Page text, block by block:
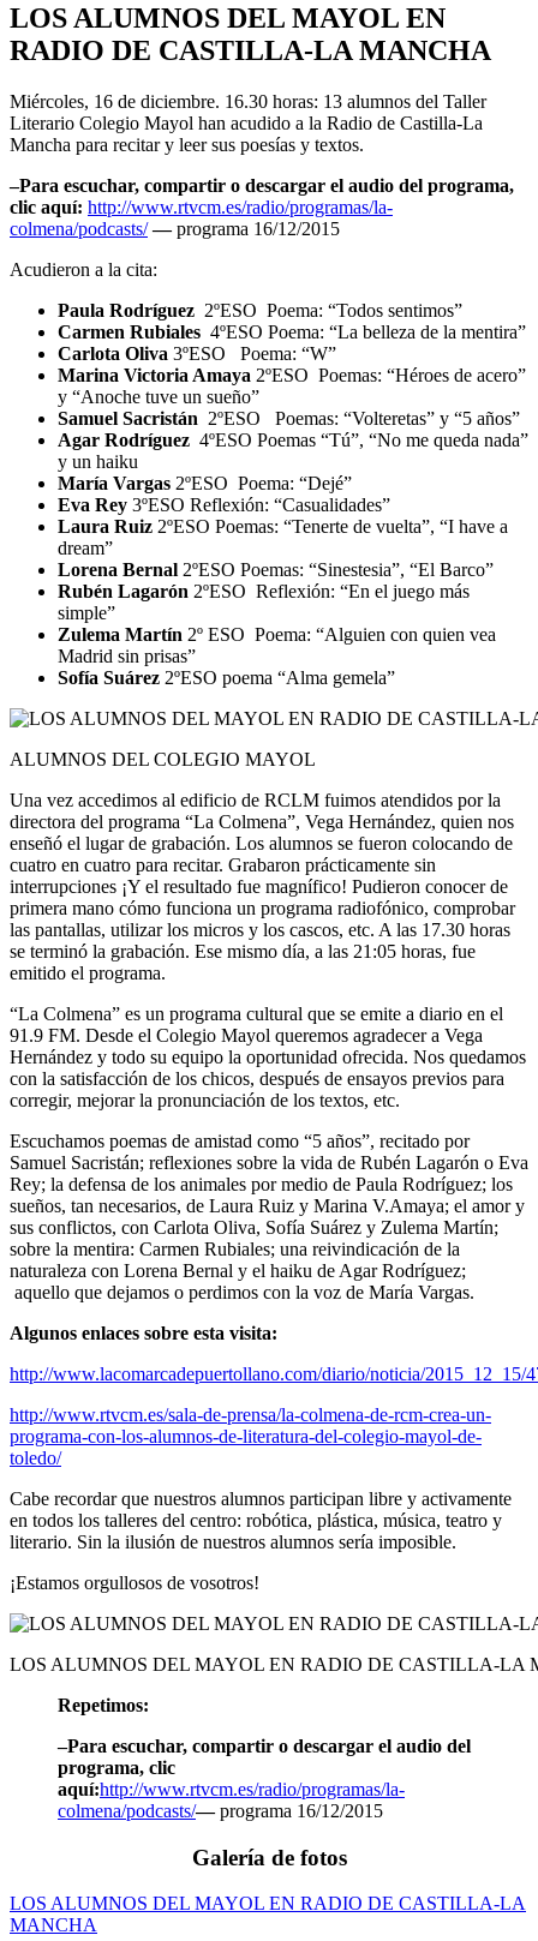
LOS ALUMNOS DEL MAYOL EN
RADIO DE CASTILLA-LA MANCHA
Miércoles, 16 de diciembre. 16.30 horas: 13 alumnos del Taller
Literario Colegio Mayol han acudido a la Radio de Castilla-La
Mancha para recitar y leer sus poesías y textos.
–Para escuchar, compartir o descargar el audio del programa,
clic aquí: http://www.rtvcm.es/radio/programas/la-
colmena/podcasts/ —programa 16/12/2015
Acudieron a la cita:
Paula Rodríguez 2ºESO Poema: “Todos sentimos”
Carmen Rubiales 4ºESO Poema: “La belleza de la mentira”
Carlota Oliva 3ºESO Poema: “W”
Marina Victoria Amaya 2ºESO Poemas: “Héroes de acero”
y “Anoche tuve un sueño”
Samuel Sacristán 2ºESO Poemas: “Volteretas” y “5 años”
Agar Rodríguez 4ºESO Poemas “Tú”, “No me queda nada”
y un haiku
María Vargas 2ºESO Poema: “Dejé”
Eva Rey 3ºESO Reflexión: “Casualidades”
Laura Ruiz 2ºESO Poemas: “Tenerte de vuelta”, “I have a
dream”
Lorena Bernal 2ºESO Poemas: “Sinestesia”, “El Barco”
Rubén Lagarón 2ºESO Reflexión: “En el juego más
simple”
Zulema Martín 2º ESO Poema: “Alguien con quien vea
Madrid sin prisas”
Sofía Suárez 2ºESO poema “Alma gemela”
ALUMNOS DEL COLEGIO MAYOL
Una vez accedimos al edificio de RCLM fuimos atendidos por la
directora del programa “La Colmena”, Vega Hernández, quien nos
enseñó el lugar de grabación. Los alumnos se fueron colocando de
cuatro en cuatro para recitar. Grabaron prácticamente sin
interrupciones ¡Y el resultado fue magnífico! Pudieron conocer de
primera mano cómo funciona un programa radiofónico, comprobar
las pantallas, utilizar los micros y los cascos, etc. A las 17.30 horas
se terminó la grabación. Ese mismo día, a las 21:05 horas, fue
emitido el programa.
“La Colmena” es un programa cultural que se emite a diario en el
91.9 FM. Desde el Colegio Mayol queremos agradecer a Vega
Hernández y todo su equipo la oportunidad ofrecida. Nos quedamos
con la satisfacción de los chicos, después de ensayos previos para
corregir, mejorar la pronunciación de los textos, etc.
Escuchamos poemas de amistad como “5 años”, recitado por
Samuel Sacristán; reflexiones sobre la vida de Rubén Lagarón o Eva
Rey; la defensa de los animales por medio de Paula Rodríguez; los
sueños, tan necesarios, de Laura Ruiz y Marina V.Amaya; el amor y
sus conflictos, con Carlota Oliva, Sofía Suárez y Zulema Martín;
sobre la mentira: Carmen Rubiales; una reivindicación de la
naturaleza con Lorena Bernal y el haiku de Agar Rodríguez;
aquello que dejamos o perdimos con la voz de María Vargas.
Algunos enlaces sobre esta visita:
http://www.lacomarcadepuertollano.com/diario/noticia/2015_12_15/
http://www.rtvcm.es/sala-de-prensa/la-colmena-de-rcm-crea-un-
programa-con-los-alumnos-de-literatura-del-colegio-mayol-de-
toledo/
Cabe recordar que nuestros alumnos participan libre y activamente
en todos los talleres del centro: robótica, plástica, música, teatro y
literario. Sin la ilusión de nuestros alumnos sería imposible.
¡Estamos orgullosos de vosotros!
LOS ALUMNOS DEL MAYOL EN RADIO DE CASTILLA-LA
Repetimos:
–Para escuchar, compartir o descargar el audio del
programa, clic
aquí:http://www.rtvcm.es/radio/programas/la-
colmena/podcasts/—programa 16/12/2015
Galería de fotos
LOS ALUMNOS DEL MAYOL EN RADIO DE CASTILLA-LA
MANCHA